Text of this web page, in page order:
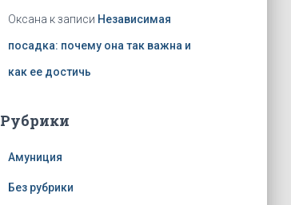
Оксана к записи Независимая
посадка: почему она так важна и
как ее достичь
Рубрики
Амуниция
Без рубрики